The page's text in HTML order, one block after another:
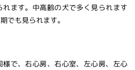
ます。中高齢の犬で多く見られます
でも見られます。
で、右心房、右心室、左心房、左心